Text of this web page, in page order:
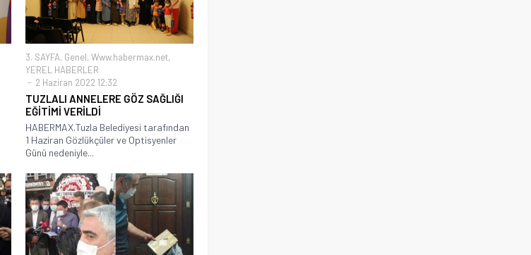
3. SAYFA, Genel, Www.habermax.net,
YEREL HABERLER
2 Haziran 2022 12:32
TUZLALI ANNELERE GÖZ SAĞLIĞI
EĞİTİMİ VERİLDİ
HABERMAX.Tuzla Belediyesi tarafından
1 Haziran Gözlükçüler ve Optisyenler
Günü nedeniyle...